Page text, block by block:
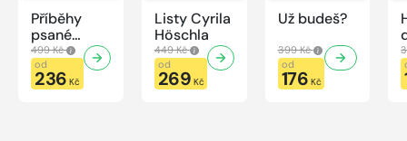
Příběhy
psané
modrou
krví
499 Kč
od
236 Kč
Listy Cyrila
Höschla
449 Kč
od
269 Kč
Už budeš?
399 Kč
od
176 Kč